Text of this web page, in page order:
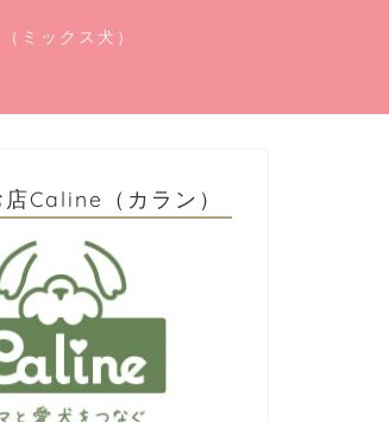
ミックス犬）
Caline（カラン）